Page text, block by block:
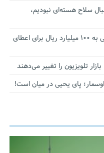
سلاح هسته‌ای نبودیم،
آستانه الزام به دریافت صورت های مالی به ۱۰۰ میلیارد ریال برای اعطای
تلویزیون را تغییر می‌دهند
پای یحیی در میان است!